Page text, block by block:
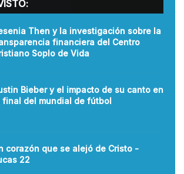
Then y la investigación sobre la
financiera del Centro
Soplo de Vida
Bieber y el impacto de su canto en
final del mundial de fútbol
corazón que se alejó de Cristo -
22